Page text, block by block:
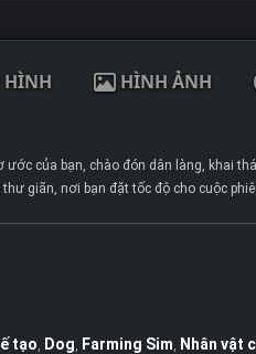
HÌNH ẢNH
của bạn, chào đón dân làng, khai
giãn, nơi bạn đặt tốc độ cho cuộc
tạo Dog Farming Sim Nhân vật